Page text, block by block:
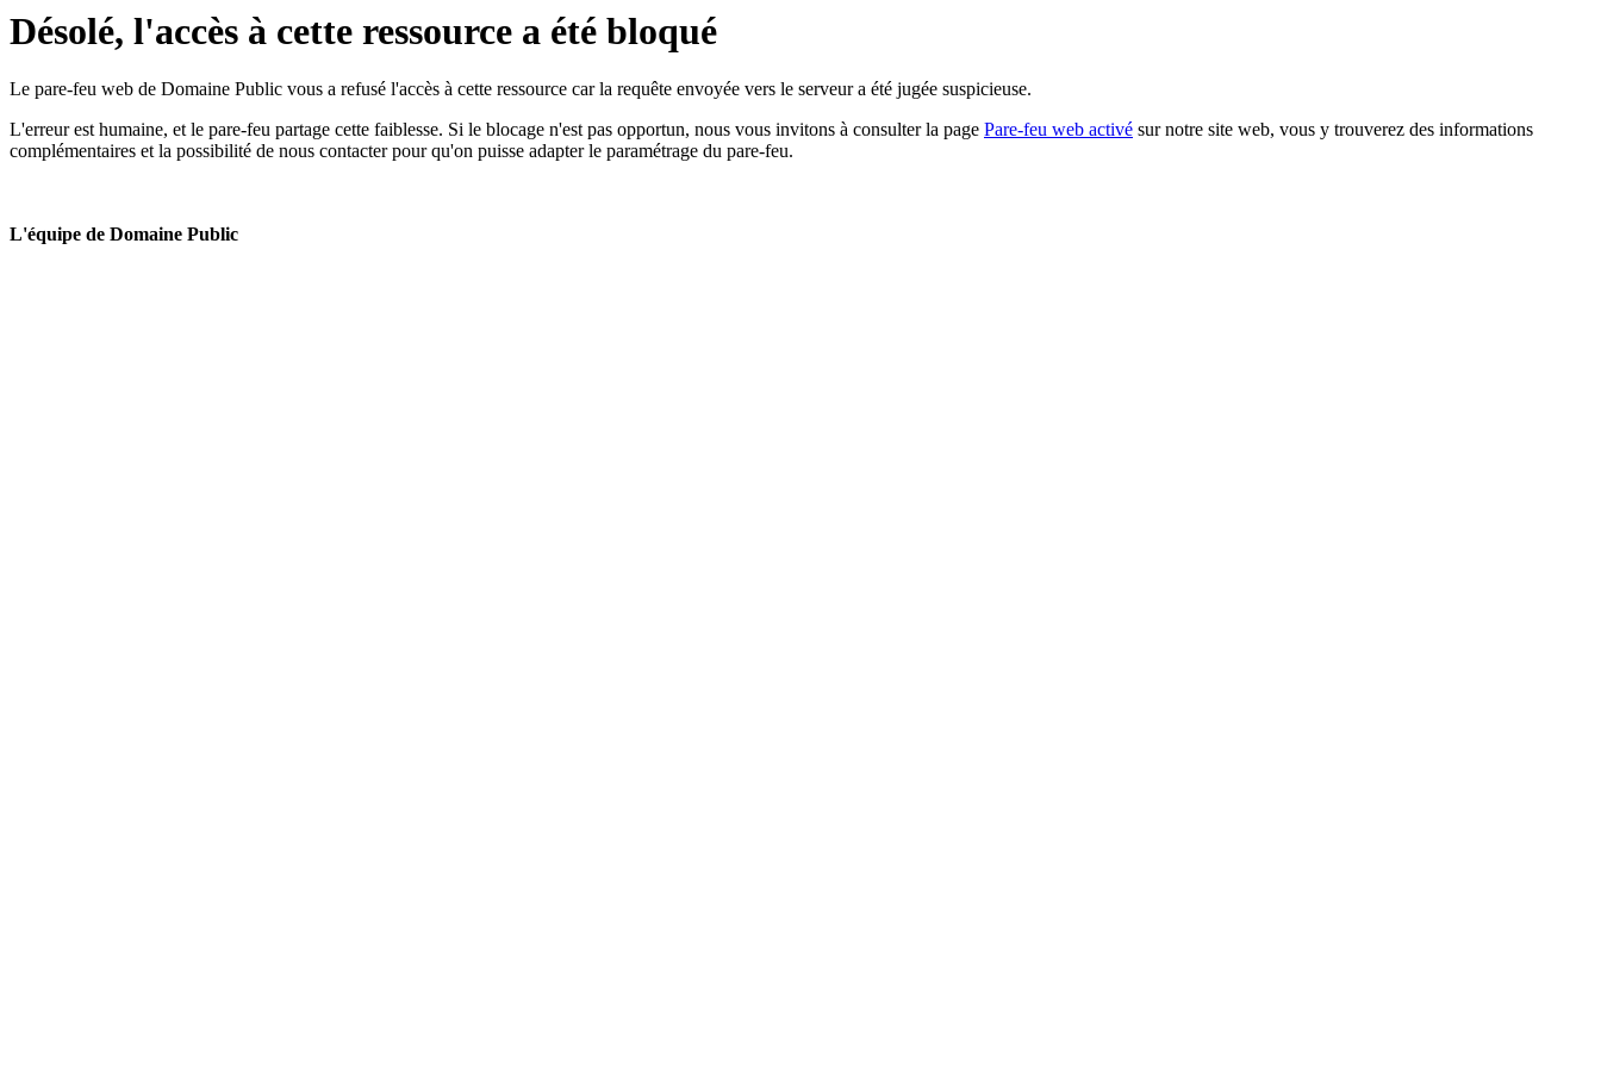
Désolé, l'accès à cette ressource a été bloqué
Le pare-feu web de Domaine Public vous a refusé l'accès à cette ressource car la requête envoyée vers le serveur a été jugée suspicieuse.
L'erreur est humaine, et le pare-feu partage cette faiblesse. Si le blocage n'est pas opportun, nous vous invitons à consulter la page Pare-feu web activé sur notre site web, vous y trouverez des informations
complémentaires et la possibilité de nous contacter pour qu'on puisse adapter le paramétrage du pare-feu.
L'équipe de Domaine Public